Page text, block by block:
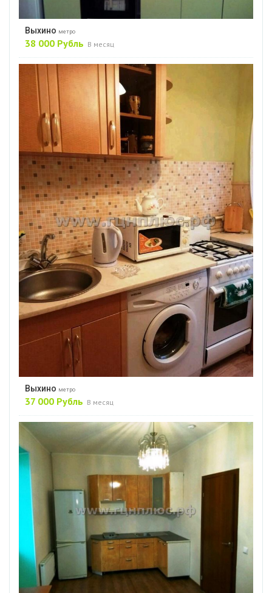
Выхино метро
38 000 Рубль В месяц
Выхино метро
37 000 Рубль В месяц